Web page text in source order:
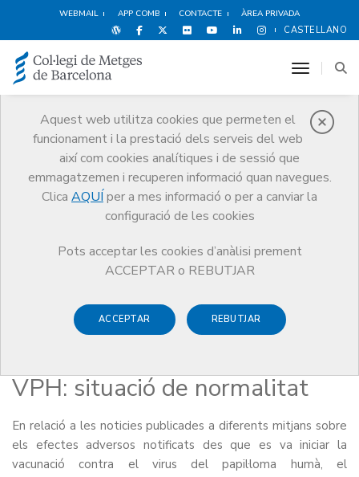
WEBMAIL APP COMB CONTACTE ÀREA PRIVADA
CASTELLANO
Aquest web utilitza cookies que permeten el
funcionament i la prestació dels serveis del web
així com cookies analítiques i de sessió que
emmagatzemen i recuperen informació quan navegues.
Clica AQUÍ per a mes informació o per a canviar la
configuració de les cookies
Pots acceptar les cookies d’anàlisi prement
ACCEPTAR o REBUTJAR
ACCEPTAR REBUTJAR
toggle
Notícies
Comunicació
Notícies
Comunicat de premsa sobre reaccions adverses vacuna VPH: situació
de normalitat
3 DE FEBRER DE 2009
Comunicat de premsa sobre
reaccions adverses vacuna
VPH: situació de normalitat
En relació a les noticies publicades a diferents mitjans sobre
els efectes adversos notificats des que es va iniciar la
vacunació contra el virus del papil·loma humà, el